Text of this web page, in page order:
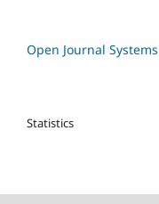
Open Journal Systems
Statistics